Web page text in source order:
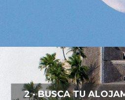
2 · BUSCA TU